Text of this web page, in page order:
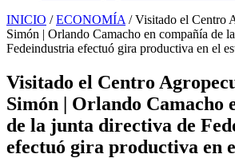
INICIO / ECONOMÍA / Visitado el Centro
Simón | Orlando Camacho en compañía de
Fedeindustria efectuó gira productiva en el
Visitado el Centro
Simón | Orlando Camacho
de la junta directiva de
efectuó gira productiva en